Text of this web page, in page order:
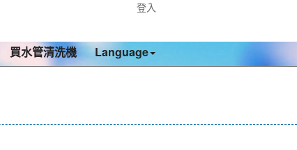
登入
買水管清洗機 Language